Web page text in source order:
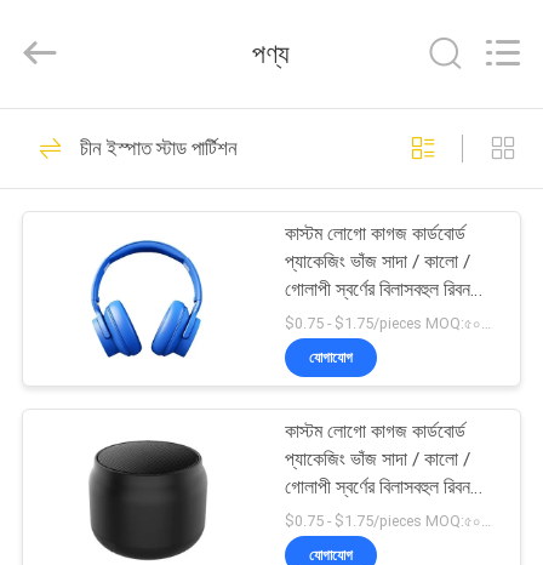
পণ্য
শো
আমাদের
সম্বন্ধে
Rights
by
হালকা ইস্পাত কিল
9
হালকা গেইজ স্টিল স্টাড
9
পণ্য
চীন ইস্পাত স্টাড পার্টিশন
কাস্টম লোগো কাগজ কার্ডবোর্ড
প্যাকেজিং ভাঁজ সাদা / কালো /
গোলাপী স্বর্ণের বিলাসবহুল রিবন
বন্ধক সহ চৌম্বকীয় উপহার বাক্স $0.75 - $1.75/pieces MOQ:৫০০ টুকরা
যোগাযোগ
কাস্টম লোগো কাগজ কার্ডবোর্ড
প্যাকেজিং ভাঁজ সাদা / কালো /
গোলাপী স্বর্ণের বিলাসবহুল রিবন
বন্ধক সহ চৌম্বকীয় উপহার বাক্স
যোগাযোগ